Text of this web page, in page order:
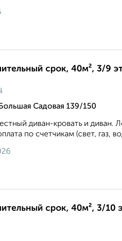
срок, 40м², 3/9
Садовая 139/150
диван-кровать и
по счетчикам (свет, газ,
срок, 40м², 3/10